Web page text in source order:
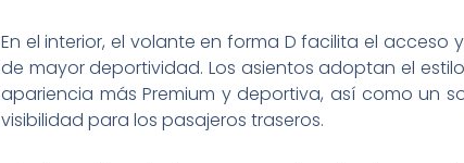
En el interior, el volante en forma D facilita el
de mayor deportividad. Los asientos adoptan el
apariencia más Premium y deportiva, así como un
visibilidad para los pasajeros traseros.